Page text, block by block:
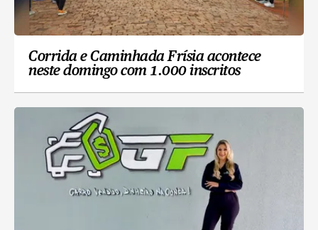
Corrida e Caminhada Frísia acontece
neste domingo com 1.000 inscritos